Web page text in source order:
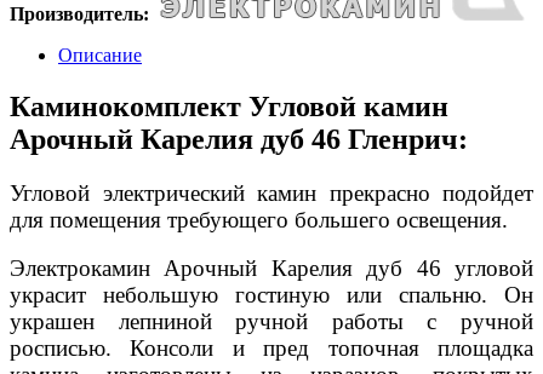
Производитель:
Описание
Каминокомплект Угловой камин
Арочный Карелия дуб 46 Гленрич:
Угловой электрический камин прекрасно подойдет
для помещения требующего большего освещения.
Электрокамин Арочный Карелия дуб 46 угловой
украсит небольшую гостиную или спальню. Он
украшен лепниной ручной работы с ручной
росписью. Консоли и пред топочная площадка